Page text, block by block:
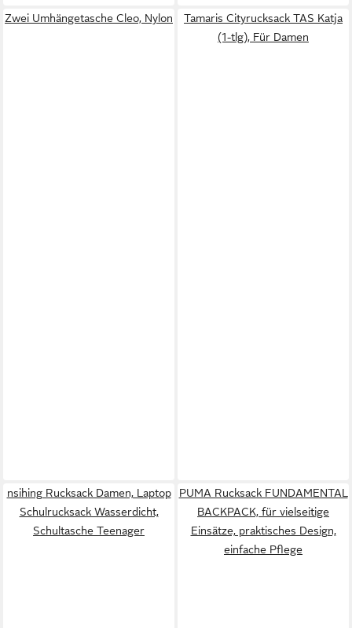
Zwei Umhängetasche Cleo, Nylon
Tamaris Cityrucksack TAS Katja
(1-tlg), Für Damen
nsihing Rucksack Damen, Laptop
Schulrucksack Wasserdicht,
Schultasche Teenager
PUMA Rucksack FUNDAMENTAL
BACKPACK, für vielseitige
Einsätze, praktisches Design,
einfache Pflege